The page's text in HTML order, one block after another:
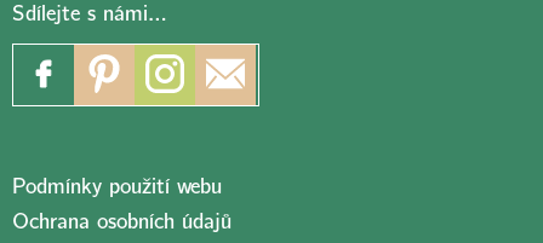
Sdílejte s námi…
Podmínky použití webu
Ochrana osobních údajů